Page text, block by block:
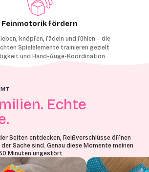
Feinmotorik fördern
knöpfen, fädeln und fühlen – die
Spielelemente trainieren gezielt
und Hand-Auge-Koordination.
Echte
Seiten entdecken, Reißverschlüsse öffnen
Sache sind. Genau diese Momente meinen
Minuten ungestört.